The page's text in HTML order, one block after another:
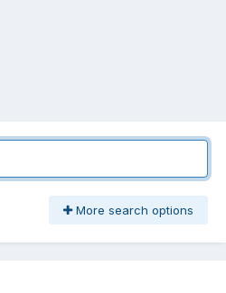
More search options